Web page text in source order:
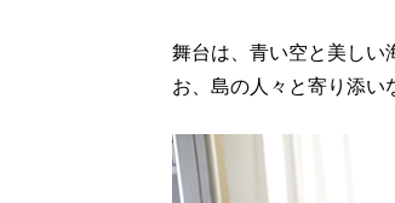
舞台は、青い空と美しい
お、島の人々と寄り添い